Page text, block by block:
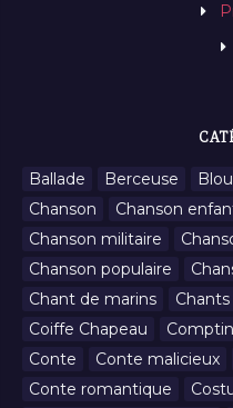
Ballade Berceuse
Chanson
Chanson
Chanson militaire
Chanson populaire
Chant de marins
Chants
Coiffe Chapeau
Conte
Conte malicieux
Conte romantique